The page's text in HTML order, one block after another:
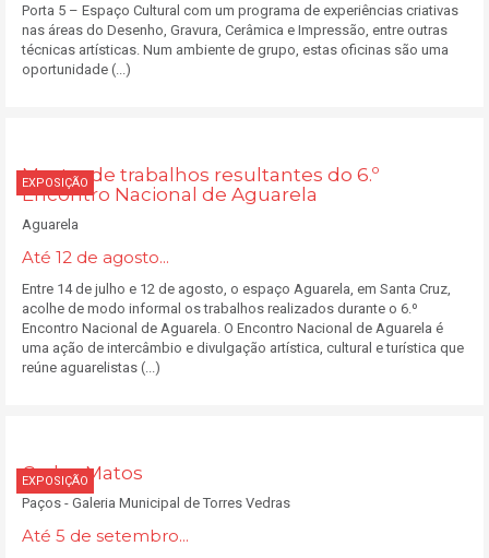
Porta 5 – Espaço Cultural com um programa de experiências criativas
nas áreas do Desenho, Gravura, Cerâmica e Impressão, entre outras
técnicas artísticas. Num ambiente de grupo, estas oficinas são uma
oportunidade (...)
EXPOSIÇÃO
Mostra de trabalhos resultantes do 6.º
Encontro Nacional de Aguarela
Aguarela
Até 12 de agosto...
Entre 14 de julho e 12 de agosto, o espaço Aguarela, em Santa Cruz,
acolhe de modo informal os trabalhos realizados durante o 6.º
Encontro Nacional de Aguarela. O Encontro Nacional de Aguarela é
uma ação de intercâmbio e divulgação artística, cultural e turística que
reúne aguarelistas (...)
EXPOSIÇÃO
Carlos Matos
Paços - Galeria Municipal de Torres Vedras
Até 5 de setembro...